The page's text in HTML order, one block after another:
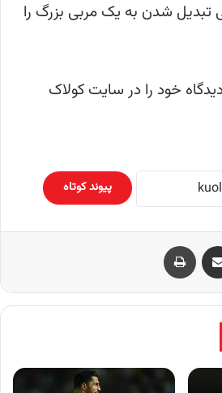
تبدیل شدن به یک مربی بزرگ را
خود را در سایت کولاک
پیوند کوتاه
اشتراک گذاری از طریق ایمیل